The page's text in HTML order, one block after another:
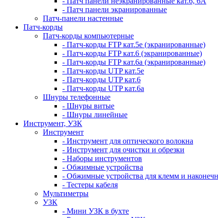
- Патч панели экранированные
Патч-панели настенные
Патч-корды
Патч-корды компьютерные
- Патч-корды FTP кат.5е (экранированные)
- Патч-корды FTP кат.6 (экранированные)
- Патч-корды FTP кат.6а (экранированные)
- Патч-корды UTP кат.5е
- Патч-корды UTP кат.6
- Патч-корды UTP кат.6а
Шнуры телефонные
- Шнуры витые
- Шнуры линейные
Инструмент, УЗК
Инструмент
- Инструмент для оптического волокна
- Инструмент для очистки и обрезки
- Наборы инструментов
- Обжимные устройства
- Обжимные устройства для клемм и
- Тестеры кабеля
Мультиметры
УЗК
- Мини УЗК в бухте